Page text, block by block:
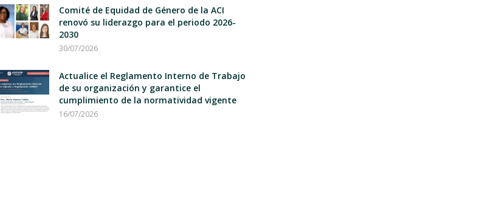
Comité de Equidad de Género de la ACI
renovó su liderazgo para el periodo 2026-
2030
30/07/2026
Actualice el Reglamento Interno de Trabajo
de su organización y garantice el
cumplimiento de la normatividad vigente
16/07/2026